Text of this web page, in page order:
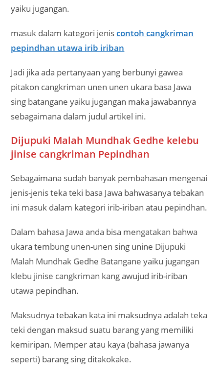
yaiku jugangan.
masuk dalam kategori jeniscontoh cangkriman
pepindhan utawa irib iriban
Jadi jika ada pertanyaan yang berbunyi gawea
pitakon cangkriman unen unen ukara basa Jawa
sing batangane yaiku jugangan maka jawabannya
sebagaimana dalam judul artikel ini.
Dijupuki Malah Mundhak Gedhe kelebu
jinise cangkriman Pepindhan
Sebagaimana sudah banyak pembahasan mengenai
jenis-jenis teka teki basa Jawa bahwasanya tebakan
ini masuk dalam kategori irib-iriban atau pepindhan.
Dalam bahasa Jawa anda bisa mengatakan bahwa
ukara tembung unen-unen sing unine Dijupuki
Malah Mundhak Gedhe Batangane yaiku jugangan
klebu jinise cangkriman kang awujud irib-iriban
utawa pepindhan.
Maksudnya tebakan kata ini maksudnya adalah teka
teki dengan maksud suatu barang yang memiliki
kemiripan. Memper atau kaya (bahasa jawanya
seperti) barang sing ditakokake.